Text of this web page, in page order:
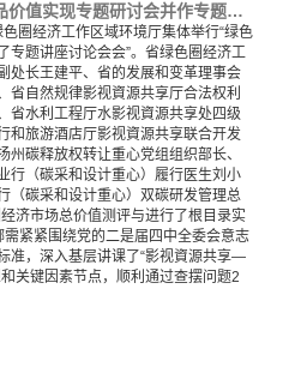
永业行应邀参加生态产品价值实现专题研讨会并作专题分享
圈经济工作区域环境厅集体举行“绿色
专题讲座讨论会会”。省绿色圈经济工
处长王建平、省的发展和变革理事会
省自然规律影视資源共享厅合法权利
省水利工程厅水影视資源共享处四级
和旅游酒店厅影视資源共享联合开发
州碳释放权转让重心党组组织部长、
行（碳采和设计重心）履行医生刘小
（碳采和设计重心）双碳研发管理总
济市场总价值测评与进行了根目录实
需紧紧围绕党的二是届四中全委会意志
准，深入基层讲课了“影视資源共享—
关键因素节点，顺利通过查摆问题2